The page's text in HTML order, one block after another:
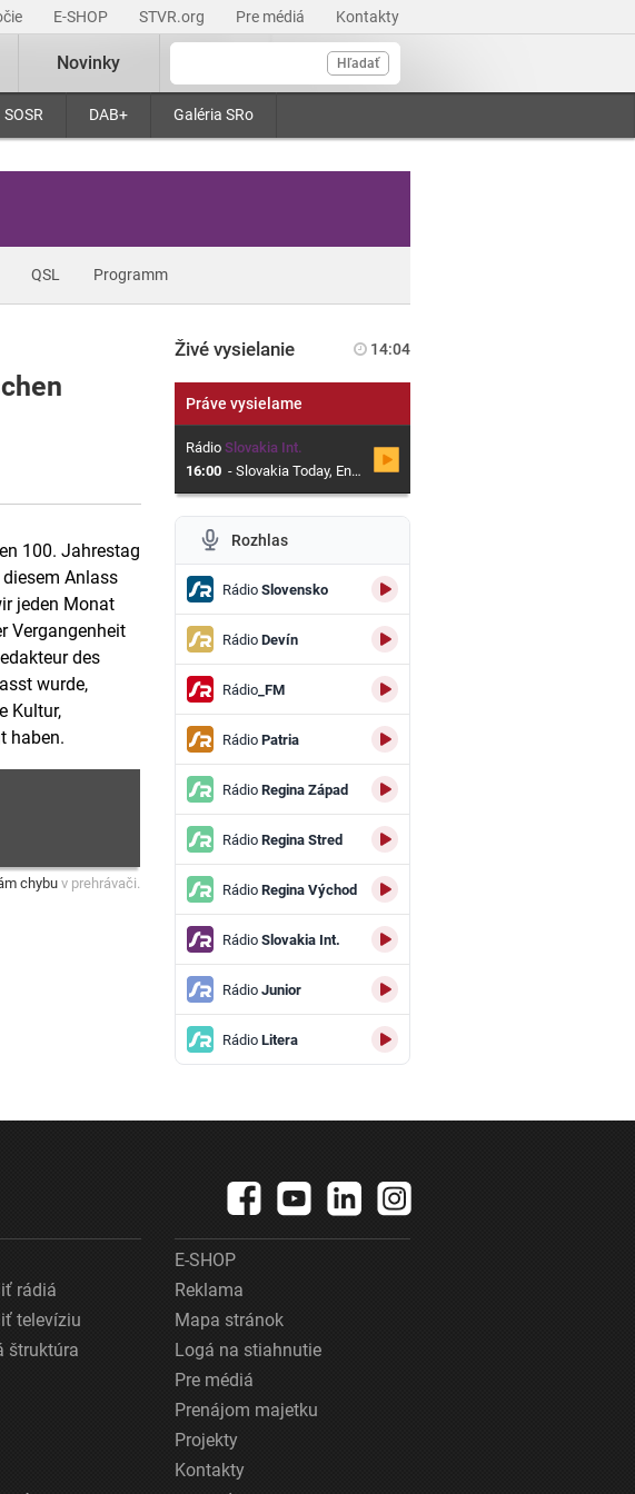
E-SHOP STVR.org Pre médiá Kontakty
Hľadať
SOSR DAB+ Galéria SRo
Novinky
QSL Programm
100. Jahrestag
Anlass
jeden Monat
Vergangenheit
des
wurde,
Kultur,
haben.
chybuv prehrávači.
Živé vysielanie 14:04
Práve vysielame
RádioSlovakia Int.
16:00 - Slovakia Today, English Language Current Affairs Programme from Slovak Radio
Rozhlas
RádioSlovensko
RádioDevín
Rádio_FM
RádioPatria
RádioRegina Západ
RádioRegina Stred
RádioRegina Východ
RádioSlovakia Int.
RádioJunior
RádioLitera
rádiá
televíziu
štruktúra
E-SHOP
Reklama
Mapa stránok
Logá na stiahnutie
Pre médiá
Prenájom majetku
Projekty
Kontakty